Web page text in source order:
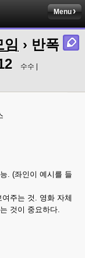
Menu
임 › 반폭
수수 |
. (좌인이 예시를 들
주는 것. 영화 자체
것이 중요하다.